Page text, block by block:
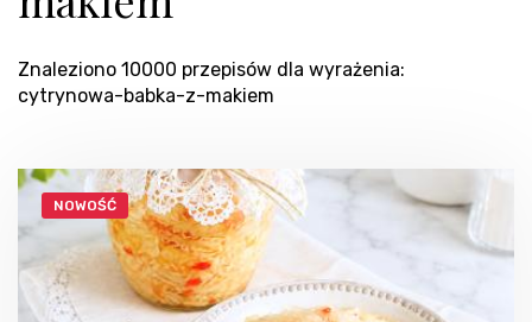
Znaleziono 10000 przepisów dla wyrażenia:
cytrynowa-babka-z-makiem
NOWOŚĆ